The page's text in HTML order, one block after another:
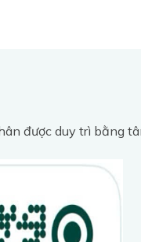
được duy trì bằng